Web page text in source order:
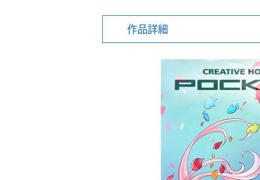
作品詳細